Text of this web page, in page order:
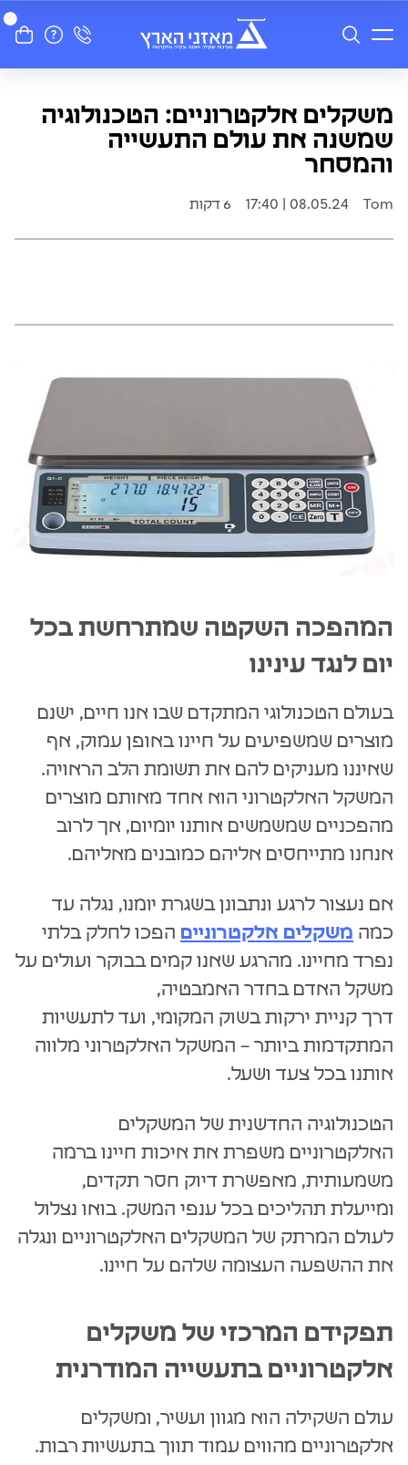
משקלים אלקטרוניים: הטכנולוגיה
שמשנה את עולם התעשייה
והמסחר
Tom
08.05.24 | 17:40 6 דקות
המהפכה השקטה שמתרחשת בכל
יום לנגד עינינו
בעולם הטכנולוגי המתקדם שבו אנו חיים, ישנם
מוצרים שמשפיעים על חיינו באופן עמוק, אף
שאיננו מעניקים להם את תשומת הלב הראויה.
המשקל האלקטרוני הוא אחד מאותם מוצרים
מהפכניים שמשמשים אותנו יומיום, אך לרוב
אנחנו מתייחסים אליהם כמובנים מאליהם.
אם נעצור לרגע ונתבונן בשגרת יומנו, נגלה עד
כמה משקלים אלקטרוניים הפכו לחלק בלתי
נפרד מחיינו. מהרגע שאנו קמים בבוקר ועולים על
משקל האדם בחדר האמבטיה,
דרך קניית ירקות בשוק המקומי, ועד לתעשיות
המתקדמות ביותר – המשקל האלקטרוני מלווה
אותנו בכל צעד ושעל.
הטכנולוגיה החדשנית של המשקלים
האלקטרוניים משפרת את איכות חיינו ברמה
משמעותית, מאפשרת דיוק חסר תקדים,
ומייעלת תהליכים בכל ענפי המשק. בואו נצלול
לעולם המרתק של המשקלים האלקטרוניים ונגלה
את ההשפעה העצומה שלהם על חיינו.
תפקידם המרכזי של משקלים
אלקטרוניים בתעשייה המודרנית
עולם השקילה הוא מגוון ועשיר, ומשקלים
אלקטרוניים מהווים עמוד תווך בתעשיות רבות.